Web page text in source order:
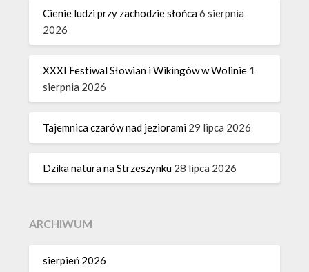
Cienie ludzi przy zachodzie słońca6 sierpnia
2026
XXXI Festiwal Słowian i Wikingów w Wolinie 1
sierpnia 2026
Tajemnica czarów nad jeziorami 29 lipca 2026
Dzika natura na Strzeszynku 28 lipca 2026
ARCHIWUM
sierpień 2026